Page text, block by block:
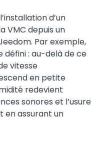
d’un
VMC depuis un
Par exemple,
défini : au-delà de ce
vitesse
en petite
redevient
sonores et l’usure
en assurant un